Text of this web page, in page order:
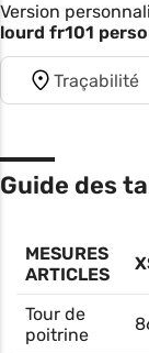
Version
lourd fr101
Traçabilité
Guide des
MESURES
ARTICLES
Tour de
poitrine